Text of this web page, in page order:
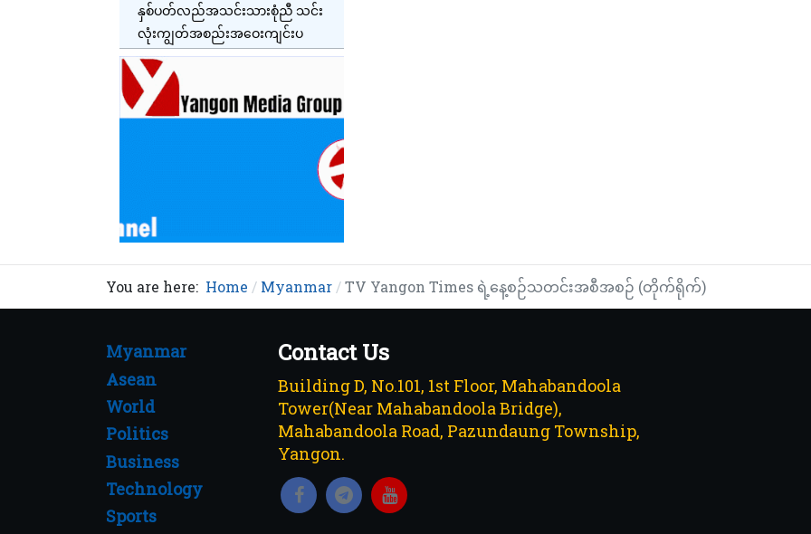
နှစ်ပတ်လည်အသင်းသားစုံညီ သင်း
လုံးကျွတ်အစည်းအဝေးကျင်းပ
You are here: Home Myanmar TV Yangon Times ရဲ့နေ့စဉ်သတင်းအစီအစဉ် (တိုက်ရိုက်)
Myanmar
Asean
World
Politics
Business
Technology
Sports
Contact Us
Building D, No.101, 1st Floor, Mahabandoola
Tower(Near Mahabandoola Bridge),
Mahabandoola Road, Pazundaung Township,
Yangon.